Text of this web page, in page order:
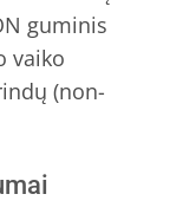
guminis
vaiko
(non-